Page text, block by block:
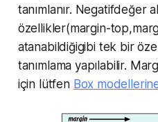
tanımlanır. Negatifdeğer
özellikler(margin-
atanabildiğigibi tek bir
tanımlama yapılabilir.
için lütfen Box